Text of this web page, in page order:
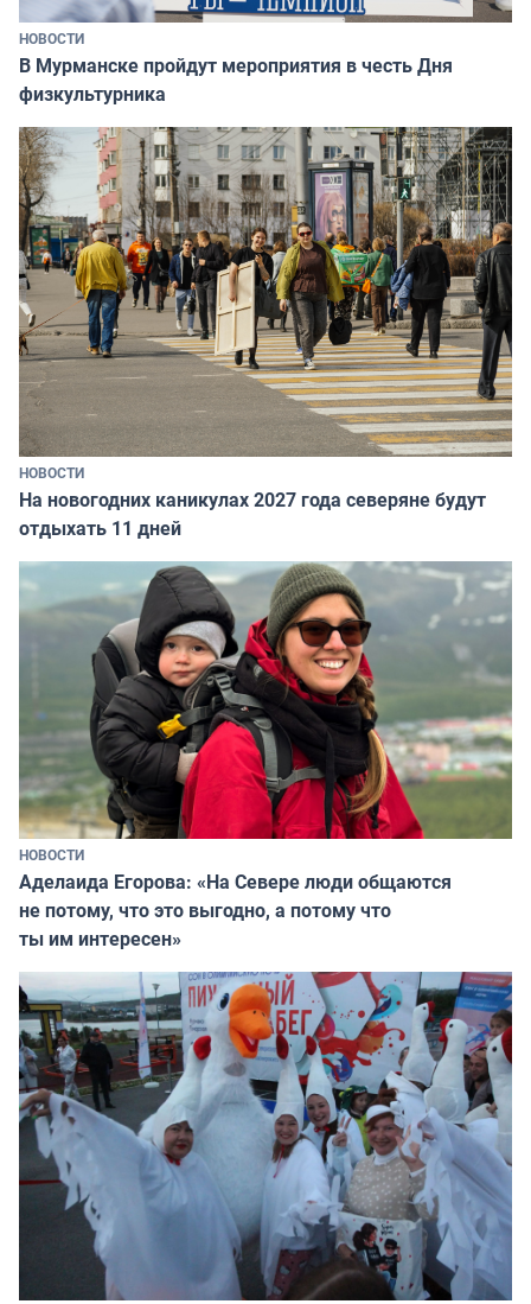
НОВОСТИ
В Мурманске пройдут мероприятия в честь Дня
физкультурника
НОВОСТИ
На новогодних каникулах 2027 года северяне будут
отдыхать 11 дней
НОВОСТИ
Аделаида Егорова: «На Севере люди общаются
не потому, что это выгодно, а потому что
ты им интересен»